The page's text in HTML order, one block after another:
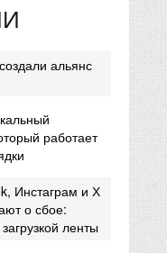
альянс
работает
Инстаграм и Х
о сбое:
ленты